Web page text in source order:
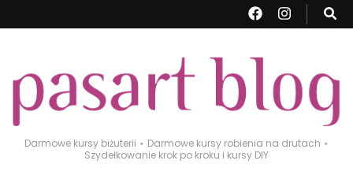
Darmowe kursy biżuterii ⋆ Darmowe kursy robienia na drutach ⋆
Szydełkowanie krok po kroku i kursy DIY